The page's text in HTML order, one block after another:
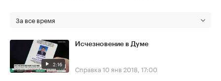
За все время
2:16
Исчезновение в Думе
Справка 10 янв 2018, 17:00